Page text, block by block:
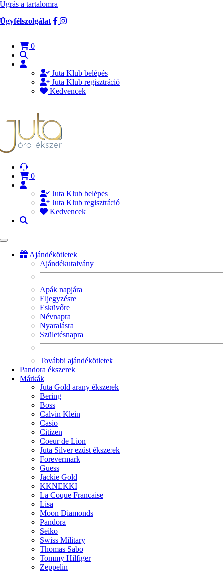
Ugrás a tartalomra
Ügyfélszolgálat
0
Juta Klub belépés
Juta Klub regisztráció
Kedvencek
0
Juta Klub belépés
Juta Klub regisztráció
Kedvencek
Ajándékötletek
Ajándékutalvány
Apák napjára
Eljegyzésre
Esküvőre
Névnapra
Nyaralásra
Születésnapra
További ajándékötletek
Pandora ékszerek
Márkák
Juta Gold arany ékszerek
Bering
Boss
Calvin Klein
Casio
Citizen
Coeur de Lion
Juta Silver ezüst ékszerek
Forevermark
Guess
Jackie Gold
KKNEKKI
La Coque Francaise
Lisa
Moon Diamonds
Pandora
Seiko
Swiss Military
Thomas Sabo
Tommy Hilfiger
Zeppelin